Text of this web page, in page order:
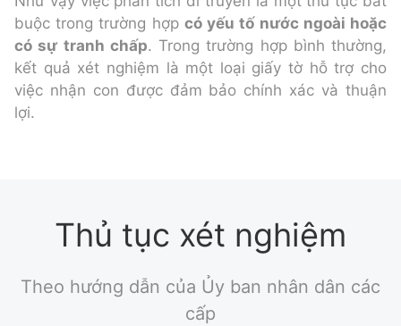
buộc trong trường hợp có yếu tố nước ngoài hoặc
có sự tranh chấp. Trong trường hợp bình thường,
kết quả xét nghiệm là một loại giấy tờ hỗ trợ cho
việc nhận con được đảm bảo chính xác và thuận
lợi.
Thủ tục xét nghiệm
Theo hướng dẫn của Ủy ban nhân dân các
cấp